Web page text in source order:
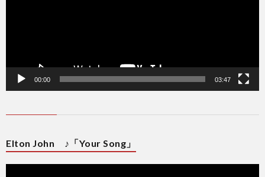
00:00 03:47
Elton John ♪「Your Song」
動